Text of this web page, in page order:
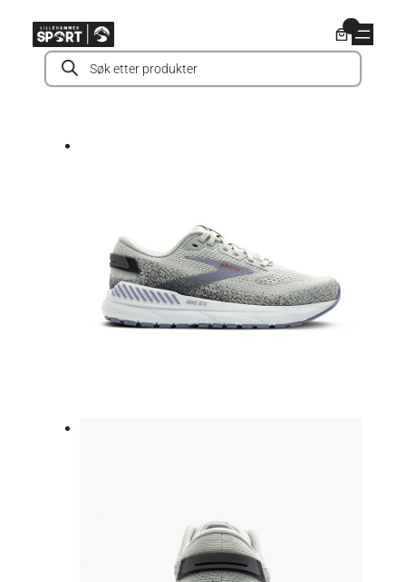
innholdProducts
search